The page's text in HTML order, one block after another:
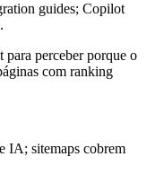
guides; Copilot
para perceber porque o
com ranking
IA; sitemaps cobrem